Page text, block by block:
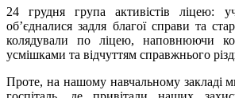
24 грудня група активістів ліцею:
обʼєдналися задля благої справи та
колядували по ліцею, наповнюючи
усмішками та відчуттям справжнього
Проте, на нашому навчальному закладі